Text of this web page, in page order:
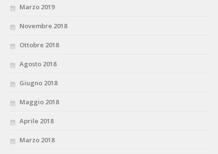
Marzo 2019
Novembre 2018
Ottobre 2018
Agosto 2018
Giugno 2018
Maggio 2018
Aprile 2018
Marzo 2018